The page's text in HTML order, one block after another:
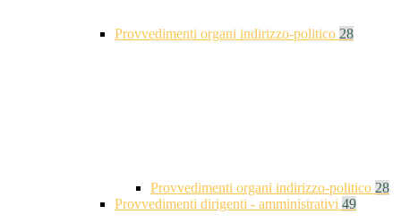
Provvedimenti organi indirizzo-politico 28
Provvedimenti organi indirizzo-politico 28
Provvedimenti dirigenti - amministrativi 49